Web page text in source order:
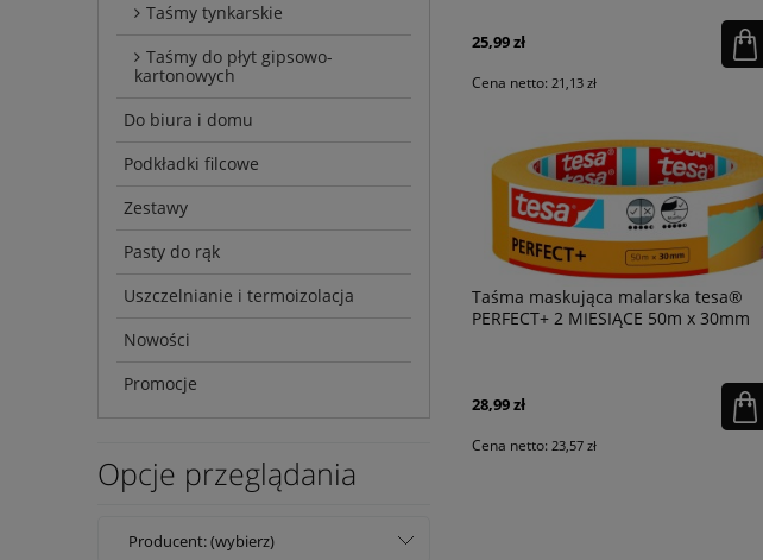
Taśmy tynkarskie
Taśmy do płyt gipsowo-
kartonowych
Do biura i domu
Podkładki filcowe
Zestawy
Pasty do rąk
Uszczelnianie i termoizolacja
Nowości
Promocje
Opcje przeglądania
Producent: (wybierz)
25,99 zł
Cena netto: 21,13 zł
Taśma maskująca malarska tesa®
PERFECT+ 2 MIESIĄCE 50m x 30mm
28,99 zł
Cena netto: 23,57 zł